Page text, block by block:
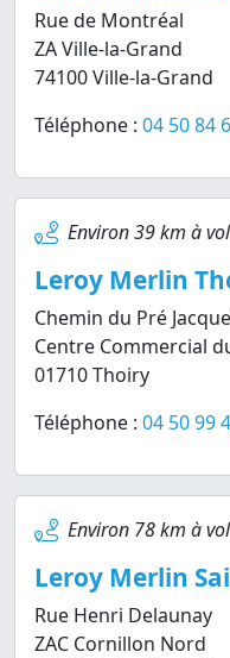
Rue de Montréal
ZA Ville-la-Grand
74100 Ville-la-Grand
Téléphone : 04 50 84
Environ 39 km à
Leroy Merlin
Chemin du Pré
Centre Commercial
01710 Thoiry
Téléphone : 04 50 99
Environ 78 km à
Leroy Merlin
Rue Henri Delaunay
ZAC Cornillon Nord